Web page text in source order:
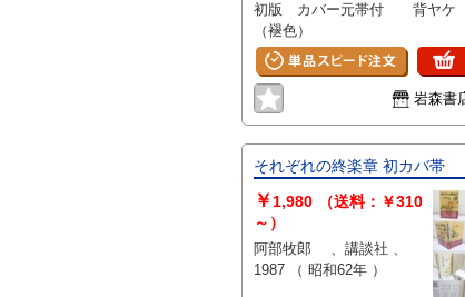
初版 カバー元帯付 背ヤケ
（褪色）
岩森書
それぞれの終楽章 初カバ帯
￥ 1,980
（送料：￥310
～）
阿部牧郎 、講談社 、
1987 （ 昭和62年 ）